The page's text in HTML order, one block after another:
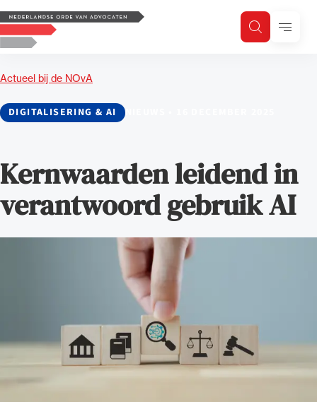
Logo, to the homepage
ZoekenMenu
Actueel bij de NOvA
Kernwaarden leidend in
verantwoord gebruik AI
DIGITALISERING & AI NIEUWS
Zoeken
Zoek op trefwoord
Uitgelicht